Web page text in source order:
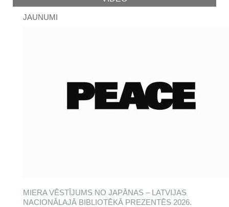
JAUNUMI
MIERA VĒSTĪJUMS NO JAPĀNAS – LATVIJAS
NACIONĀLAJĀ BIBLIOTĒKĀ PREZENTĒS 2026.